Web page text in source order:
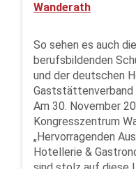
Wanderath
So sehen es auch
berufsbildenden
und der deutschen
Gaststättenverband
Am 30. November
Kongresszentrum
„Hervorragenden
Hotellerie &